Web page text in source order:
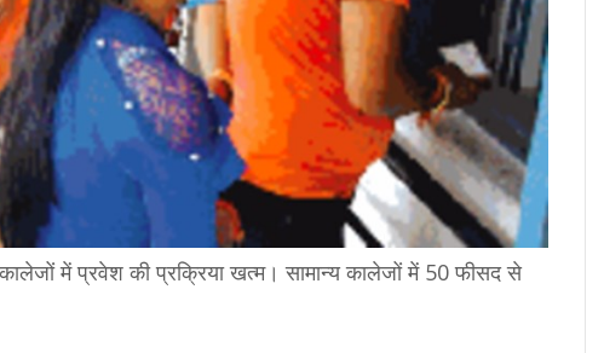
कालेजों में प्रवेश की प्रक्रिया खत्‍म। सामान्‍य कालेजों में 50 फीसद से